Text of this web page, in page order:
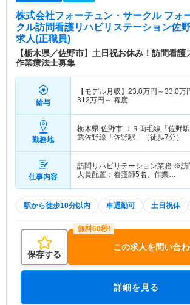
株式会社フォーチュン・サークル フォ
クル訪問看護リハビリステーション佐野
求人(正職員)
【栃木県／佐野市】土日祝お休み！訪問看
作業療法士募集
給与
【モデル月収】 23.0万円～33.0万
312万円～ 程度
勤務地
栃木県 佐野市 ＪＲ両毛線「佐野
武佐野線「佐野駅」（徒歩7分）
仕事内容
訪問リハビリテーション業務 ※訪
人員配置：看護師5名、作業…
駅から徒歩10分以内 車通勤可 土日祝休
保存する
この求人を問い合
詳細を見る